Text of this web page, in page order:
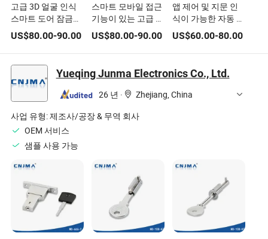
고급 3D 얼굴 인식
스마트 도어 잠금장
치 WiFi
US$80.00-90.00
스마트 모바일 접근
기능이 있는 고급 기
술 방범 도어 잠금장
치
US$80.00-90.00
앱 제어 및 지문 인
식이 가능한 자동 스
마트 도어 잠금장치
US$60.00-80.00
Yueqing Junma Electronics Co., Ltd.
26 년 ·
Zhejiang, China
사업 유형:제조사/공장 & 무역 회사
OEM 서비스
샘플 사용 가능